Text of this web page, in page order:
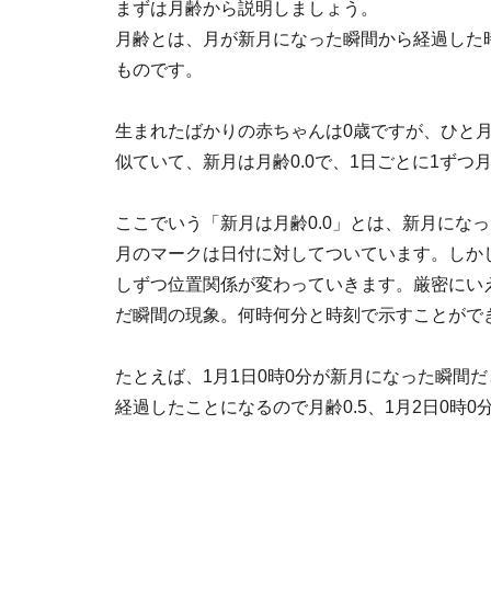
まずは月齢から説明しましょう。
月齢とは、月が新月になった瞬間から経過し
ものです。
生まれたばかりの赤ちゃんは0歳ですが、ひと
似ていて、新月は月齢0.0で、1日ごとに1ずつ
ここでいう「新月は月齢0.0」とは、新月にな
月のマークは日付に対してついています。し
しずつ位置関係が変わっていきます。厳密に
だ瞬間の現象。何時何分と時刻で示すことがで
たとえば、1月1日0時0分が新月になった瞬間
経過したことになるので月齢0.5、1月2日0時0